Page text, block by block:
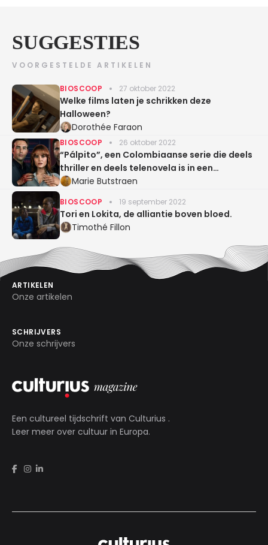
SUGGESTIES
VOORGESTELDE ARTIKELEN
BIOSCOOP 27 oktober 2022
Welke films laten je schrikken deze
Halloween?
Dorothée Faraon
BIOSCOOP 26 oktober 2022
“Pálpito”, een Colombiaanse serie die deels
thriller en deels telenovela is in een
bitterzoet Bogotá
Marie Butstraen
BIOSCOOP 19 september 2022
Tori en Lokita, de alliantie boven bloed.
Timothé Fillon
Een cultureel tijdschrift van Culturius .
Leer meer over cultuur in Europa.
ARTIKELEN
Onze artikelen
SCHRIJVERS
Onze schrijvers